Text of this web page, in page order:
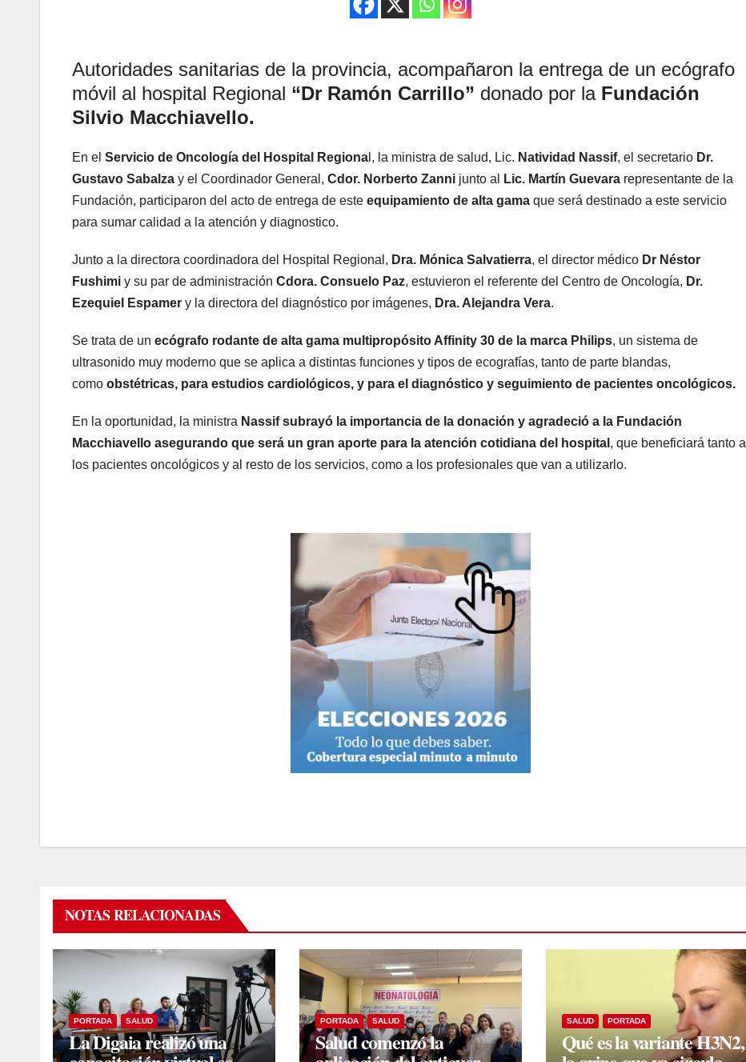
Autoridades sanitarias de la provincia, acompañaron la entrega de un ecógrafo
móvil al hospital Regional “Dr Ramón Carrillo” donado por la Fundación
Silvio Macchiavello.
En el Servicio de Oncología del Hospital Regiona l, la ministra de salud, Lic. Natividad Nassif, el secretario Dr.
Gustavo Sabalza y el Coordinador General, Cdor. Norberto Zanni junto al Lic. Martín Guevara representante de la
Fundación, participaron del acto de entrega de este equipamiento de alta gama que será destinado a este servicio
para sumar calidad a la atención y diagnostico.
Junto a la directora coordinadora del Hospital Regional, Dra. Mónica Salvatierra, el director médico Dr Néstor
Fushimi y su par de administración Cdora. Consuelo Paz, estuvieron el referente del Centro de Oncología, Dr.
Ezequiel Espamer y la directora del diagnóstico por imágenes, Dra. Alejandra Vera.
Se trata de un ecógrafo rodante de alta gama multipropósito Affinity 30 de la marca Philips, un sistema de
ultrasonido muy moderno que se aplica a distintas funciones y tipos de ecografías, tanto de parte blandas,
como obstétricas, para estudios cardiológicos, y para el diagnóstico y seguimiento de pacientes oncológicos.
En la oportunidad, la ministra Nassif subrayó la importancia de la donación y agradeció a la Fundación
Macchiavello asegurando que será un gran aporte para la atención cotidiana del hospital , que beneficiará tanto a
los pacientes oncológicos y al resto de los servicios, como a los profesionales que van a utilizarlo.
NOTAS RELACIONADAS
PORTADA SALUD
La Digaia realizó una
PORTADA SALUD
Salud comenzó la
SALUD PORTADA
Qué es la variante H3N2,